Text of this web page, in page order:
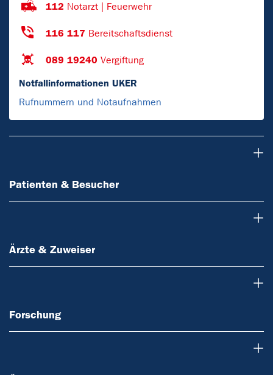
112 Notarzt | Feuerwehr
116 117 Bereitschaftsdienst
089 19240 Vergiftung
Notfallinformationen UKER
Rufnummern und Notaufnahmen
Patienten & Besucher
Ärzte & Zuweiser
Forschung